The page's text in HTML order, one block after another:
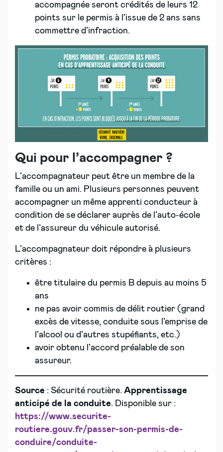
accompagnée seront crédités de leurs 12
points sur le permis à l’issue de 2 ans sans
commettre d’infraction.
Qui pour l’accompagner ?
L’accompagnateur peut être un membre de la
famille ou un ami. Plusieurs personnes peuvent
accompagner un même apprenti conducteur à
condition de se déclarer auprès de l’auto-école
et de l’assureur du véhicule autorisé.
L’accompagnateur doit répondre à plusieurs
critères :
être titulaire du permis B depuis au moins 5
ans
ne pas avoir commis de délit routier (grand
excès de vitesse, conduite sous l’emprise de
l’alcool ou d’autres stupéfiants, etc.)
avoir obtenu l’accord préalable de son
assureur.
Source : Sécurité routière. Apprentissage
anticipé de la conduite. Disponible sur :
https://www.securite-
routiere.gouv.fr/passer-son-permis-de-
conduire/conduite-